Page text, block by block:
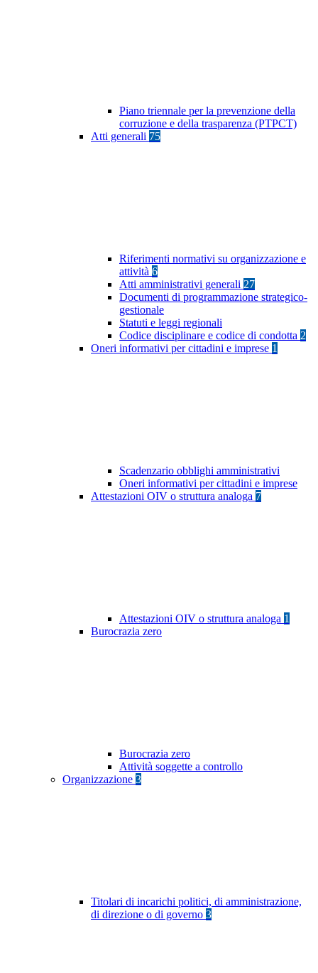
Piano triennale per la prevenzione della
corruzione e della trasparenza (PTPCT)
Atti generali 75
Riferimenti normativi su organizzazione e
attività 6
Atti amministrativi generali 27
Documenti di programmazione strategico-
gestionale
Statuti e leggi regionali
Codice disciplinare e codice di condotta 2
Oneri informativi per cittadini e imprese 1
Scadenzario obblighi amministrativi
Oneri informativi per cittadini e imprese
Attestazioni OIV o struttura analoga 7
Attestazioni OIV o struttura analoga 1
Burocrazia zero
Burocrazia zero
Attività soggette a controllo
Organizzazione 3
Titolari di incarichi politici, di amministrazione,
di direzione o di governo 3